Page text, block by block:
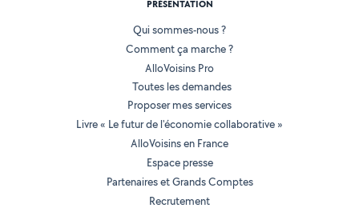
PRÉSENTATION
Qui sommes-nous ?
Comment ça marche ?
AlloVoisins Pro
Toutes les demandes
Proposer mes services
Livre « Le futur de l'économie collaborative »
AlloVoisins en France
Espace presse
Partenaires et Grands Comptes
Recrutement